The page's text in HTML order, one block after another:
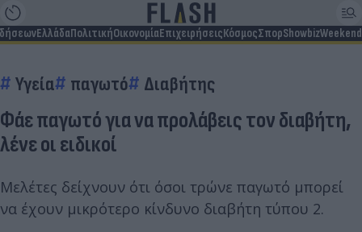
ΕλλάδαΠολιτικήΟικονομίαΕπιχειρήσειςΚόσμοςΣπορShowbizWeekend
Υγεία παγωτό Διαβήτης
Φάε παγωτό για να προλάβεις τον διαβήτη,
λένε οι ειδικοί
Μελέτες δείχνουν ότι όσοι τρώνε παγωτό μπορεί
να έχουν μικρότερο κίνδυνο διαβήτη τύπου 2.